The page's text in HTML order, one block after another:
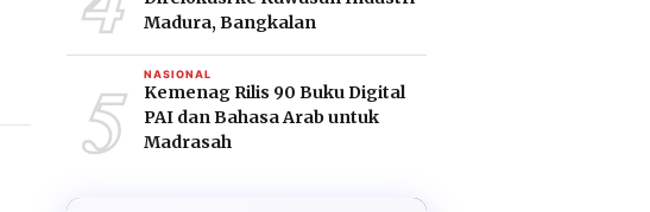
Madura, Bangkalan
5 NASIONAL
Kemenag Rilis 90 Buku Digital
PAI dan Bahasa Arab untuk
Madrasah